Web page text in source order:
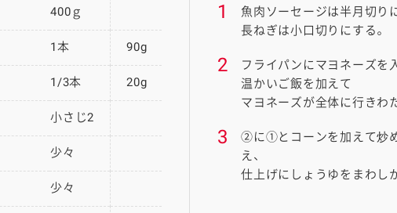
400ｇ
1本 90g
1/3本 20g
小さじ2
少々
少々
1
魚肉ソーセージは半月切り
長ねぎは小口切りにする。
2
フライパンにマヨネーズを
温かいご飯を加えて
マヨネーズが全体に行きわ
3
②に①とコーンを加えて炒め
え、
仕上げにしょうゆをまわし